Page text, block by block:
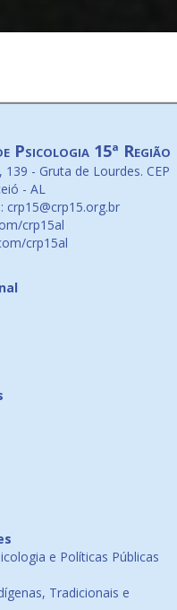
Psicologia 15ª Região
- Gruta de Lourdes. CEP
- AL
crp15@crp15.org.br
crp15al
crp15al
e Políticas Públicas
Tradicionais e